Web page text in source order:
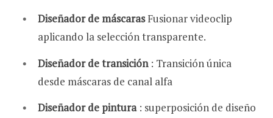
Diseñador de máscarasFusionar videoclip
aplicando la selección transparente.
Diseñador de transición: Transición única
desde máscaras de canal alfa
Diseñador de pintura: superposición de diseño